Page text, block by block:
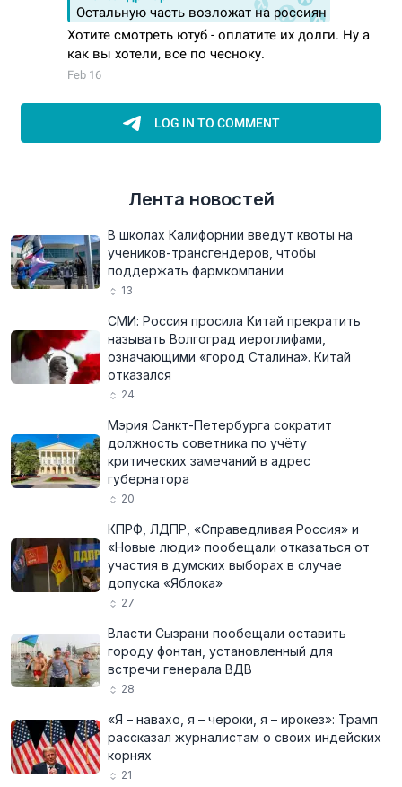
Лента новостей
В школах Калифорнии введут квоты на
учеников-трансгендеров, чтобы
поддержать фармкомпании
13
СМИ: Россия просила Китай прекратить
называть Волгоград иероглифами,
означающими «город Сталина». Китай
отказался
24
Мэрия Санкт-Петербурга сократит
должность советника по учёту
критических замечаний в адрес
губернатора
20
КПРФ, ЛДПР, «Справедливая Россия» и
«Новые люди» пообещали отказаться от
участия в думских выборах в случае
допуска «Яблока»
27
Власти Сызрани пообещали оставить
городу фонтан, установленный для
встречи генерала ВДВ
28
«Я – навахо, я – чероки, я – ирокез»: Трамп
рассказал журналистам о своих индейских
корнях
21